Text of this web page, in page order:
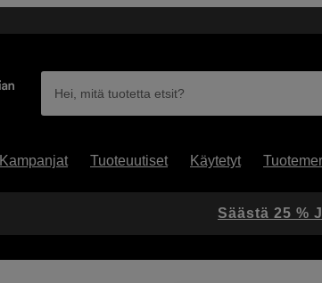
Hei, mitä tuotetta etsit?
Kampanjat Tuoteuutiset Käytetyt
Säästä 25 %